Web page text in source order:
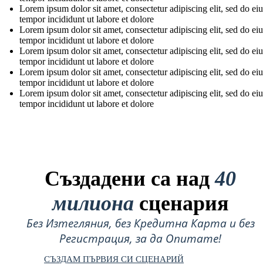
Lorem ipsum dolor sit amet, consectetur adipiscing elit, sed do
tempor incididunt ut labore et dolore
Lorem ipsum dolor sit amet, consectetur adipiscing elit, sed do
tempor incididunt ut labore et dolore
Lorem ipsum dolor sit amet, consectetur adipiscing elit, sed do
tempor incididunt ut labore et dolore
Lorem ipsum dolor sit amet, consectetur adipiscing elit, sed do
tempor incididunt ut labore et dolore
Lorem ipsum dolor sit amet, consectetur adipiscing elit, sed do
tempor incididunt ut labore et dolore
Създадени са над40
милиона сценария
Без Изтегляния, без Кредитна Карта и без
Регистрация, за да Опитате!
СЪЗДАМ ПЪРВИЯ СИ СЦЕНАРИЙ